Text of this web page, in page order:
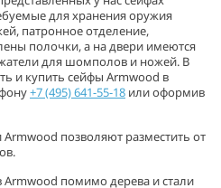
для хранения оружия
патронное отделение,
полочки, а на двери имеются
для шомполов и ножей. В
и купить сейфы Armwood в
+7 (495) 641-55-18 или оформив
позволяют разместить от
Armwood помимо дерева и стали